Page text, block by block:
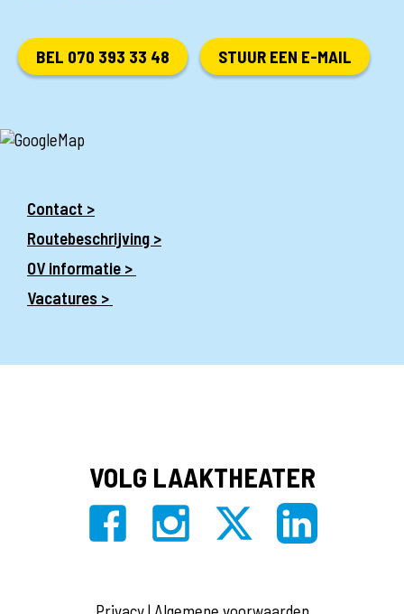
BEL 070 393 33 48 STUUR EEN E-MAIL
Contact >
Routebeschrijving >
OV informatie >
Vacatures >
VOLG LAAKTHEATER